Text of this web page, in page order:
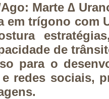
Marte ∆
em trígono com
de
para o
redes sociais,